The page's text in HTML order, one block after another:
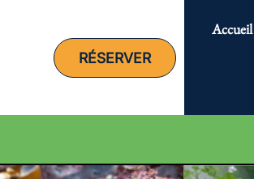
RÉSERVER
Accueil